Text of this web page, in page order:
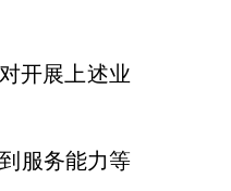
开展上述业
服务能力等